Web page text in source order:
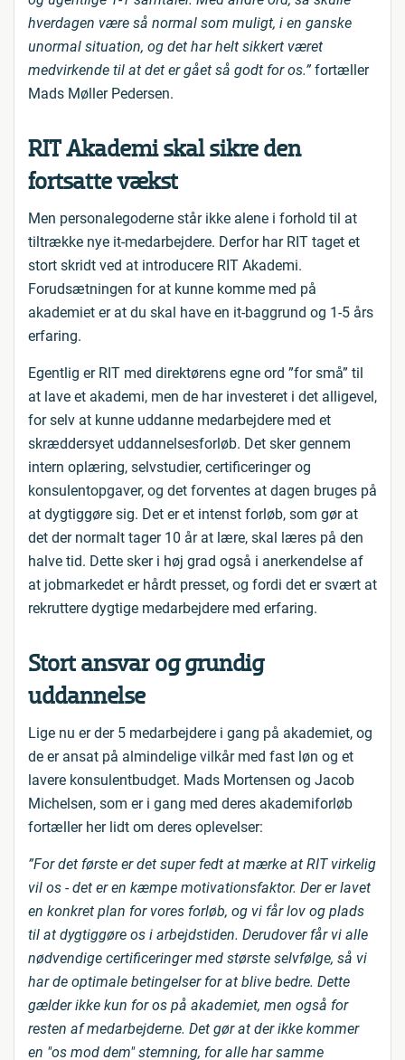
hverdagen være så normal som muligt, i en ganske
unormal situation, og det har helt sikkert været
medvirkende til at det er gået så godt for os.” fortæller
Mads Møller Pedersen.
RIT Akademi skal sikre den
fortsatte vækst
Men personalegoderne står ikke alene i forhold til at
tiltrække nye it-medarbejdere. Derfor har RIT taget et
stort skridt ved at introducere RIT Akademi.
Forudsætningen for at kunne komme med på
akademiet er at du skal have en it-baggrund og 1-5 års
erfaring.
Egentlig er RIT med direktørens egne ord ”for små” til
at lave et akademi, men de har investeret i det alligevel,
for selv at kunne uddanne medarbejdere med et
skræddersyet uddannelsesforløb. Det sker gennem
intern oplæring, selvstudier, certificeringer og
konsulentopgaver, og det forventes at dagen bruges på
at dygtiggøre sig. Det er et intenst forløb, som gør at
det der normalt tager 10 år at lære, skal læres på den
halve tid. Dette sker i høj grad også i anerkendelse af
at jobmarkedet er hårdt presset, og fordi det er svært at
rekruttere dygtige medarbejdere med erfaring.
Stort ansvar og grundig
uddannelse
Lige nu er der 5 medarbejdere i gang på akademiet, og
de er ansat på almindelige vilkår med fast løn og et
lavere konsulentbudget. Mads Mortensen og Jacob
Michelsen, som er i gang med deres akademiforløb
fortæller her lidt om deres oplevelser:
”For det første er det super fedt at mærke at RIT virkelig
vil os - det er en kæmpe motivationsfaktor. Der er lavet
en konkret plan for vores forløb, og vi får lov og plads
til at dygtiggøre os i arbejdstiden. Derudover får vi alle
nødvendige certificeringer med største selvfølge, så vi
har de optimale betingelser for at blive bedre. Dette
gælder ikke kun for os på akademiet, men også for
resten af medarbejderne. Det gør at der ikke kommer
en "os mod dem" stemning, for alle har samme